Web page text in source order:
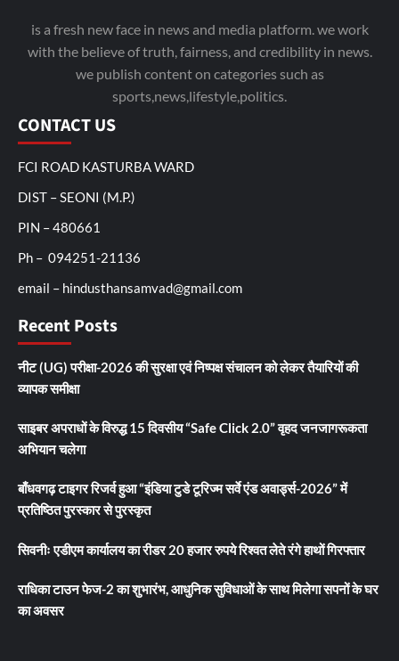
is a fresh new face in news and media platform. we work
with the believe of truth, fairness, and credibility in news.
we publish content on categories such as
sports,news,lifestyle,politics.
CONTACT US
FCI ROAD KASTURBA WARD
DIST – SEONI (M.P.)
PIN – 480661
Ph – 094251-21136
email – hindusthansamvad@gmail.com
Recent Posts
नीट (UG) परीक्षा-2026 की सुरक्षा एवं निष्पक्ष संचालन को लेकर तैयारियों की
व्यापक समीक्षा
साइबर अपराधों के विरुद्ध 15 दिवसीय “Safe Click 2.0” वृहद जनजागरूकता
अभियान चलेगा
बाँधवगढ़ टाइगर रिजर्व हुआ “इंडिया टुडे टूरिज्म सर्वे एंड अवार्ड्स-2026” में
प्रतिष्ठित पुरस्कार से पुरस्कृत
सिवनीः एडीएम कार्यालय का रीडर 20 हजार रुपये रिश्वत लेते रंगे हाथों गिरफ्तार
राधिका टाउन फेज-2 का शुभारंभ, आधुनिक सुविधाओं के साथ मिलेगा सपनों के घर
का अवसर